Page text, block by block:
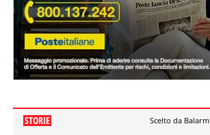
STORIE Scelto da Balarm